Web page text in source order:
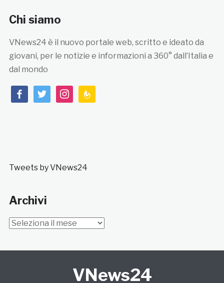
Chi siamo
VNews24 è il nuovo portale web, scritto e ideato da
giovani, per le notizie e informazioni a 360° dall’Italia e
dal mondo
facebooktwitterinstagramfeedburner
Tweets by VNews24
Archivi
Archivi
VNews24